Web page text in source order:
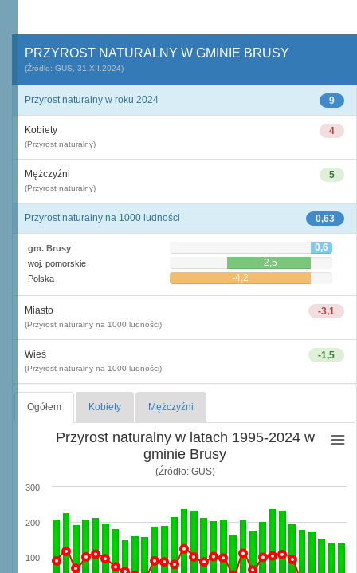
PRZYROST NATURALNY W GMINIE BRUSY
(Źródło: GUS, 31.XII.2024)
9
Przyrost naturalny w roku 2024
4
Kobiety
(Przyrost naturalny)
5
Mężczyźni
(Przyrost naturalny)
0,63
Przyrost naturalny na 1000 ludności
gm. Brusy 0,6
woj. pomorskie -2,5
Polska -4,2
-3,1
Miasto
(Przyrost naturalny na 1000 ludności)
-1,5
Wieś
(Przyrost naturalny na 1000 ludności)
Ogółem Kobiety Mężczyźni
Przyrost naturalny w latach 1995-2024 w
gminie Brusy
(Źródło: GUS)
100
200
300